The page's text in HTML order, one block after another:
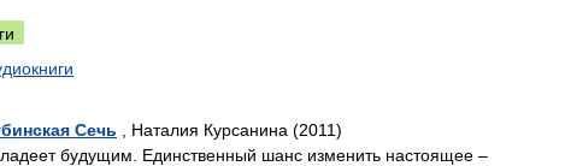
Сечь , Наталия Курсанина (2011)
будущим. Единственный шанс изменить настоящее –